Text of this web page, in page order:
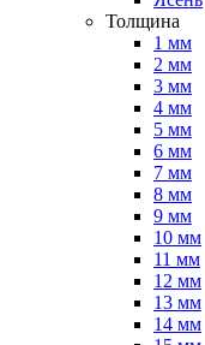
Толщина
1 мм
2 мм
3 мм
4 мм
5 мм
6 мм
7 мм
8 мм
9 мм
10 мм
11 мм
12 мм
13 мм
14 мм